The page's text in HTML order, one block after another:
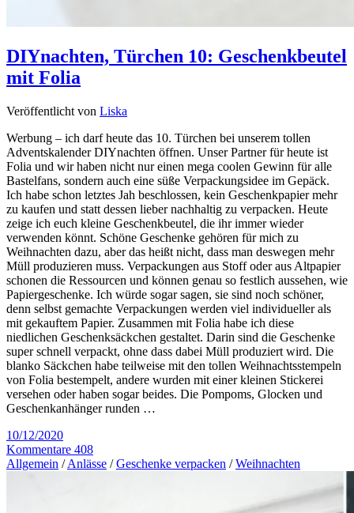
DIYnachten, Türchen 10: Geschenkbeutel
mit Folia
Veröffentlicht von Liska
Werbung – ich darf heute das 10. Türchen bei unserem tollen
Adventskalender DIYnachten öffnen. Unser Partner für heute ist
Folia und wir haben nicht nur einen mega coolen Gewinn für alle
Bastelfans, sondern auch eine süße Verpackungsidee im Gepäck.
Ich habe schon letztes Jah beschlossen, kein Geschenkpapier mehr
zu kaufen und statt dessen lieber nachhaltig zu verpacken. Heute
zeige ich euch kleine Geschenkbeutel, die ihr immer wieder
verwenden könnt. Schöne Geschenke gehören für mich zu
Weihnachten dazu, aber das heißt nicht, dass man deswegen mehr
Müll produzieren muss. Verpackungen aus Stoff oder aus Altpapier
schonen die Ressourcen und können genau so festlich aussehen, wie
Papiergeschenke. Ich würde sogar sagen, sie sind noch schöner,
denn selbst gemachte Verpackungen werden viel individueller als
mit gekauftem Papier. Zusammen mit Folia habe ich diese
niedlichen Geschenksäckchen gestaltet. Darin sind die Geschenke
super schnell verpackt, ohne dass dabei Müll produziert wird. Die
blanko Säckchen habe teilweise mit den tollen Weihnachtsstempeln
von Folia bestempelt, andere wurden mit einer kleinen Stickerei
versehen oder haben sogar beides. Die Pompoms, Glocken und
Geschenkanhänger runden …
10/12/2020
Kommentare 408
Allgemein /Anlässe /Geschenke verpacken /Weihnachten